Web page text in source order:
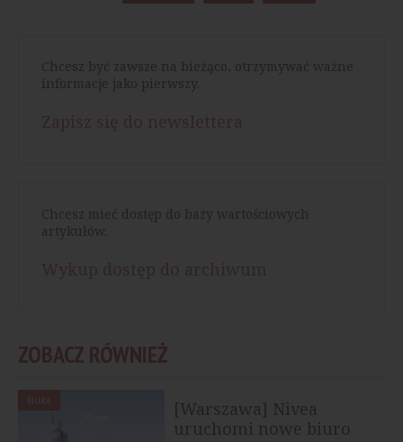
Chcesz być zawsze na bieżąco, otrzymywać ważne
informacje jako pierwszy.
Chcesz mieć dostęp do bazy wartościowych
artykułów.
ZOBACZ RÓWNIEŻ
[Warszawa] Nivea
uruchomi nowe biuro